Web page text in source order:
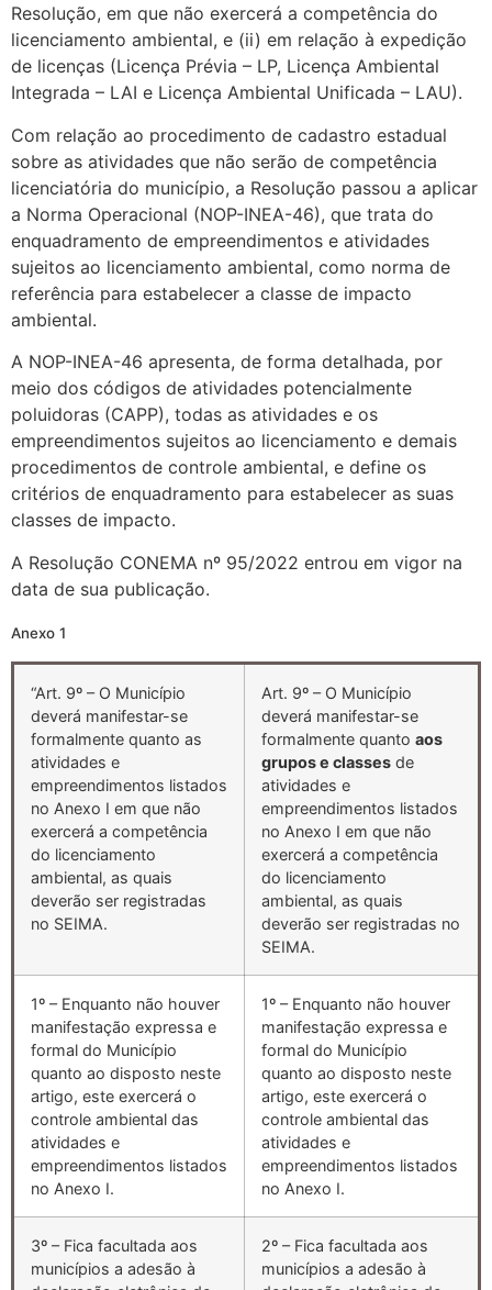
Resolução, em que não exercerá a competência do
licenciamento ambiental, e (ii) em relação à expedição
de licenças (Licença Prévia – LP, Licença Ambiental
Integrada – LAI e Licença Ambiental Unificada – LAU).
Com relação ao procedimento de cadastro estadual
sobre as atividades que não serão de competência
licenciatória do município, a Resolução passou a aplicar
a Norma Operacional (NOP-INEA-46), que trata do
enquadramento de empreendimentos e atividades
sujeitos ao licenciamento ambiental, como norma de
referência para estabelecer a classe de impacto
ambiental.
A NOP-INEA-46 apresenta, de forma detalhada, por
meio dos códigos de atividades potencialmente
poluidoras (CAPP), todas as atividades e os
empreendimentos sujeitos ao licenciamento e demais
procedimentos de controle ambiental, e define os
critérios de enquadramento para estabelecer as suas
classes de impacto.
A Resolução CONEMA nº 95/2022 entrou em vigor na
data de sua publicação.
Anexo 1
“Art. 9º – O Município
deverá manifestar-se
formalmente quanto as
atividades e
empreendimentos listados
no Anexo I em que não
exercerá a competência
do licenciamento
ambiental, as quais
deverão ser registradas
no SEIMA.
Art. 9º – O Município
deverá manifestar-se
formalmente quanto aos
grupos e classes de
atividades e
empreendimentos listados
no Anexo I em que não
exercerá a competência
do licenciamento
ambiental, as quais
deverão ser registradas no
SEIMA.
1º – Enquanto não houver
manifestação expressa e
formal do Município
quanto ao disposto neste
artigo, este exercerá o
controle ambiental das
atividades e
empreendimentos listados
no Anexo I.
1º – Enquanto não houver
manifestação expressa e
formal do Município
quanto ao disposto neste
artigo, este exercerá o
controle ambiental das
atividades e
empreendimentos listados
no Anexo I.
3º – Fica facultada aos
municípios a adesão à
2º – Fica facultada aos
municípios a adesão à